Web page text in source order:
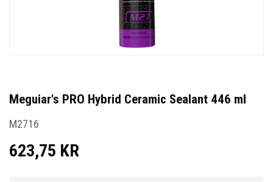
Meguiar's PRO Hybrid Ceramic Sealant 446 ml
M2716
623,75 KR